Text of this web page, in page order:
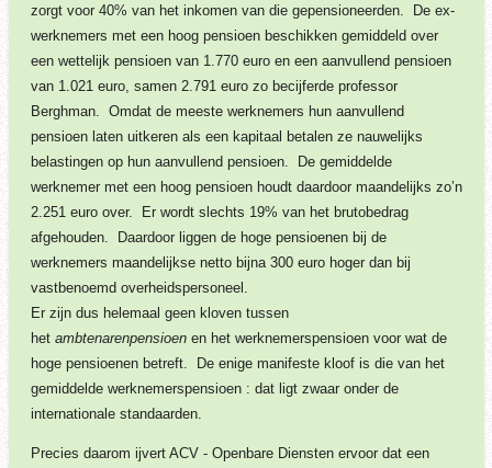
zorgt voor 40% van het inkomen van die gepensioneerden. De ex-
werknemers met een hoog pensioen beschikken gemiddeld over
een wettelijk pensioen van 1.770 euro en een aanvullend pensioen
van 1.021 euro, samen 2.791 euro zo becijferde professor
Berghman. Omdat de meeste werknemers hun aanvullend
pensioen laten uitkeren als een kapitaal betalen ze nauwelijks
belastingen op hun aanvullend pensioen. De gemiddelde
werknemer met een hoog pensioen houdt daardoor maandelijks zo’n
2.251 euro over. Er wordt slechts 19% van het brutobedrag
afgehouden. Daardoor liggen de hoge pensioenen bij de
werknemers maandelijkse netto bijna 300 euro hoger dan bij
vastbenoemd overheidspersoneel.
Er zijn dus helemaal geen kloven tussen
het ambtenarenpensioenen het werknemerspensioen voor wat de
hoge pensioenen betreft. De enige manifeste kloof is die van het
gemiddelde werknemerspensioen : dat ligt zwaar onder de
internationale standaarden.
Precies daarom ijvert ACV - Openbare Diensten ervoor dat een